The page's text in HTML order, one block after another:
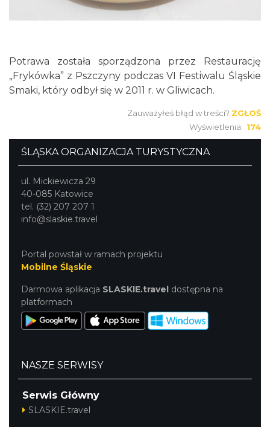
Potrawa została sporządzona przez Restaurację
„Frykówka” z Pszczyny podczas VI Festiwalu Śląskie
Smaki, który odbył się w 2011 r. w Gliwicach.
Zauważyłeś błąd w treści? ZGŁOŚ
Wyświetlenia: 174
ŚLĄSKA ORGANIZACJA TURYSTYCZNA
ul. Mickiewicza 29
40-085 Katowice
tel. (32) 207 207 1
info@slaskie.travel
Portal powstał w ramach projektu
Mobilne Śląskie
Darmowa aplikacja SLASKIE.travel dostępna na
platformach
NASZE SERWISY
Serwis Główny
SLASKIE.travel